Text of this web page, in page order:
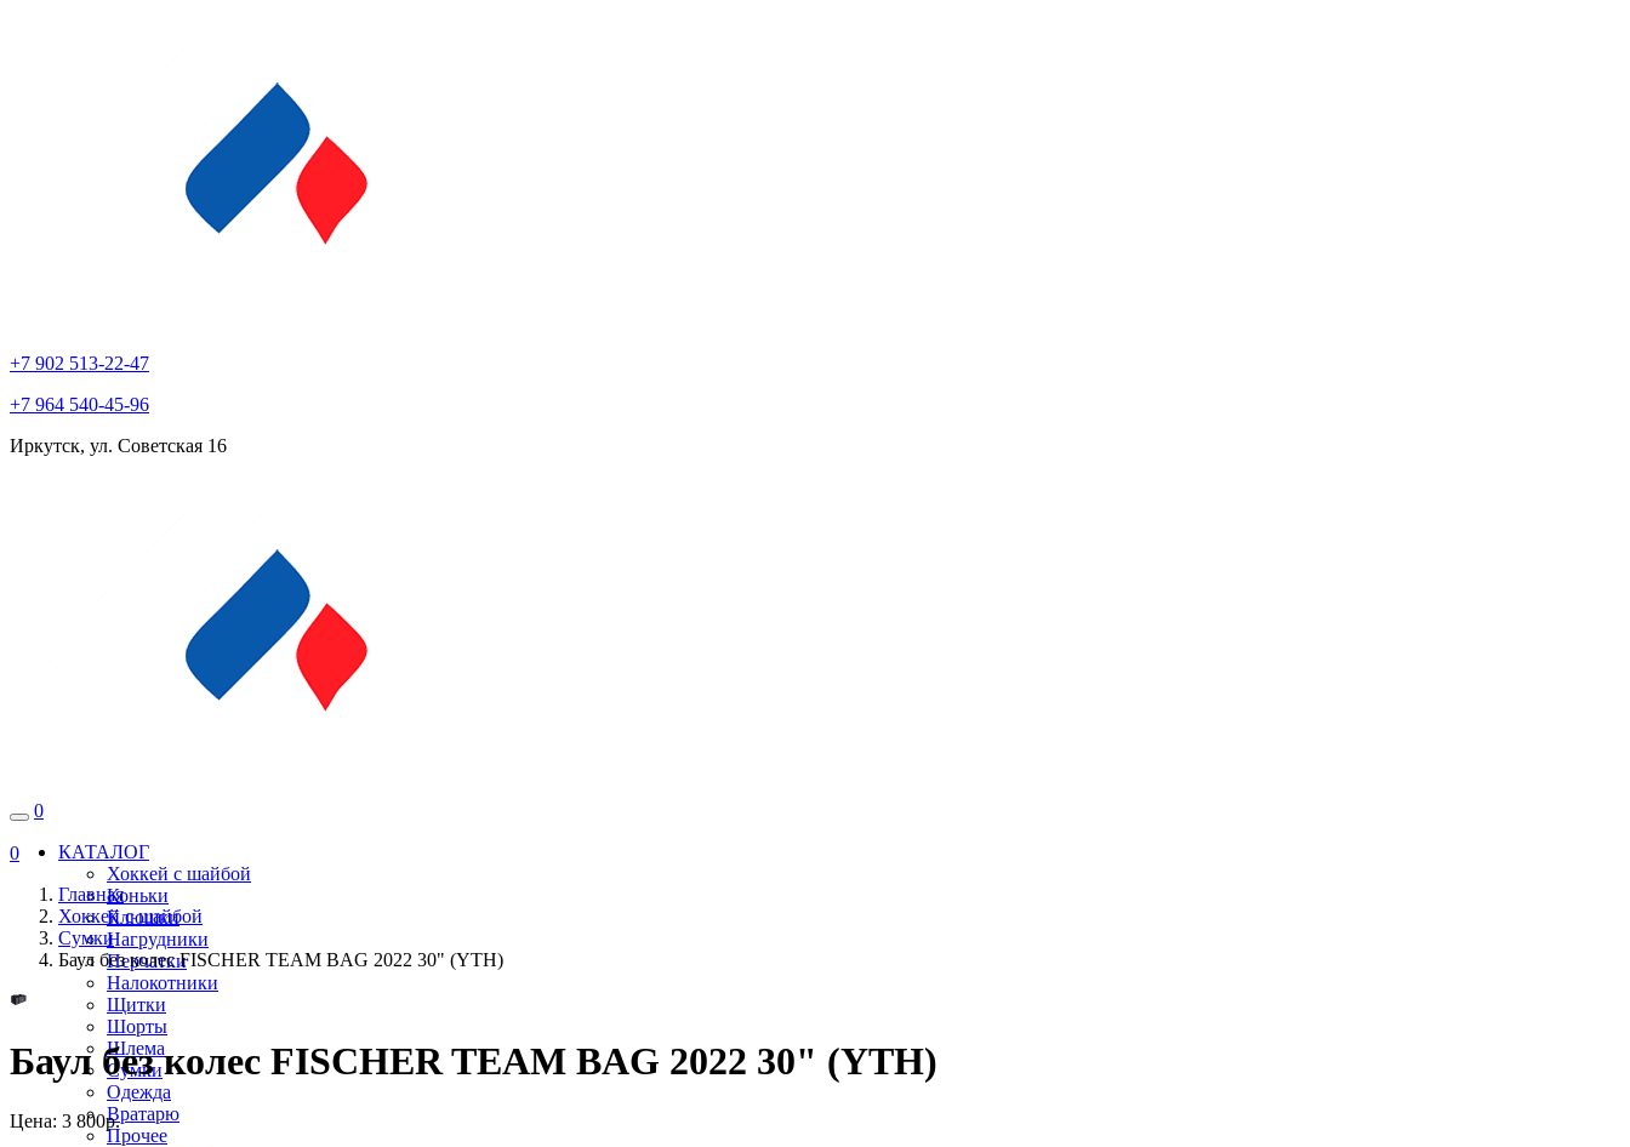
+7 902 513-22-47
+7 964 540-45-96
Иркутск, ул. Советская 16
0
КАТАЛОГ
Хоккей с шайбой
Коньки
Клюшки
Нагрудники
Перчатки
Налокотники
Щитки
Шорты
Шлема
Сумки
Одежда
Вратарю
Прочее
0
Главная
Хоккей с шайбой
Сумки
Баул без колес FISCHER TEAM BAG 2022 30" (YTH)
Баул без колес FISCHER TEAM BAG 2022 30" (YTH)
Цена: 3 800р.